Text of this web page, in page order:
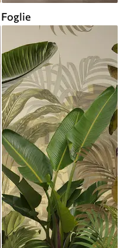
Foglie